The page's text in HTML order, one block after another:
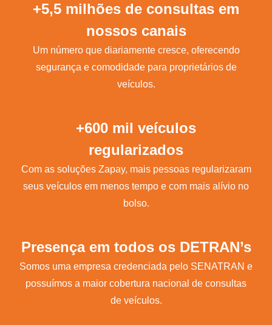
+5,5 milhões de consultas em
nossos canais
Um número que diariamente cresce, oferecendo
segurança e comodidade para proprietários de
veículos.
+600 mil veículos
regularizados
Com as soluções Zapay, mais pessoas regularizaram
seus veículos em menos tempo e com mais alívio no
bolso.
Presença em todos os DETRAN’s
Somos uma empresa credenciada pelo SENATRAN e
possuímos a maior cobertura nacional de consultas
de veículos.